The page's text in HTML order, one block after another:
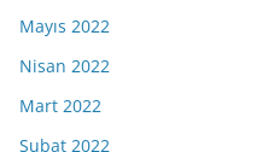
Mayıs 2022
Nisan 2022
Mart 2022
Şubat 2022